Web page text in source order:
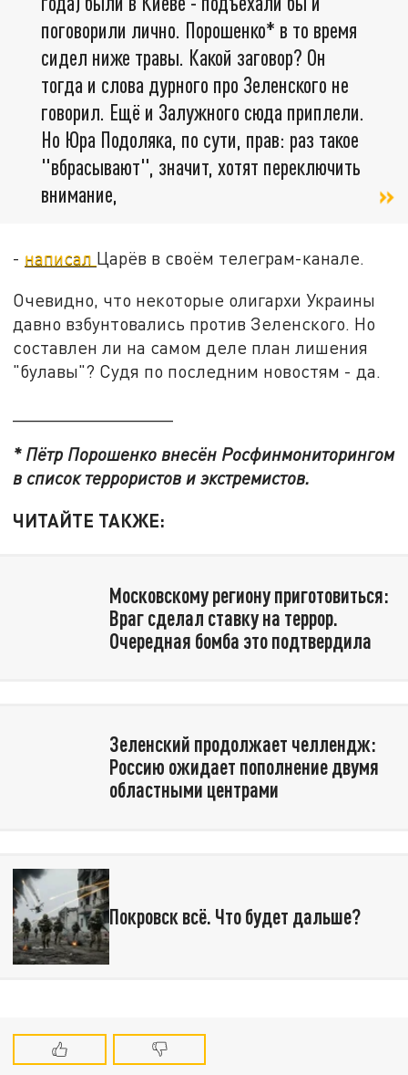
поговорили лично. Порошенко* в то время
сидел ниже травы. Какой заговор? Он
тогда и слова дурного про Зеленского не
говорил. Ещё и Залужного сюда приплели.
Но Юра Подоляка, по сути, прав: раз такое
"вбрасывают", значит, хотят переключить
внимание,
- написал Царёв в своём телеграм-канале.
Очевидно, что некоторые олигархи Украины
давно взбунтовались против Зеленского. Но
составлен ли на самом деле план лишения
"булавы"? Судя по последним новостям - да.
* Пётр Порошенко внесён Росфинмониторингом
в список террористов и экстремистов.
ЧИТАЙТЕ ТАКЖЕ:
Московскому региону приготовиться:
Враг сделал ставку на террор.
Очередная бомба это подтвердила
Зеленский продолжает челлендж:
Россию ожидает пополнение двумя
областными центрами
Покровск всё. Что будет дальше?